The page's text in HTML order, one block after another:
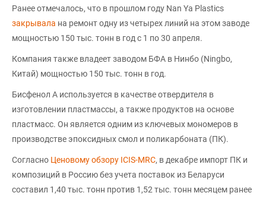
Ранее отмечалось, что в прошлом году Nan Ya Plastics
закрывала на ремонт одну из четырех линий на этом заводе
мощностью 150 тыс. тонн в год с 1 по 30 апреля.
Компания также владеет заводом БФА в Нинбо (Ningbo,
Китай) мощностью 150 тыс. тонн в год.
Бисфенол А используется в качестве отвердителя в
изготовлении пластмассы, а также продуктов на основе
пластмасс. Он является одним из ключевых мономеров в
производстве эпоксидных смол и поликарбоната (ПК).
Согласно Ценовому обзору ICIS-MRC, в декабре импорт ПК и
композиций в Россию без учета поставок из Беларуси
составил 1,40 тыс. тонн против 1,52 тыс. тонн месяцем ранее